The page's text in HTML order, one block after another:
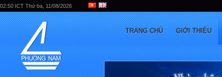
02:50 ICT Thứ ba, 11/08/2026
TRANG CHỦ GIỚI THIỆU